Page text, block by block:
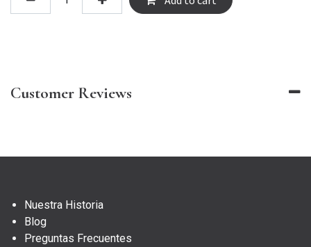
Customer Reviews
Nuestra Historia
Blog
Preguntas Frecuentes